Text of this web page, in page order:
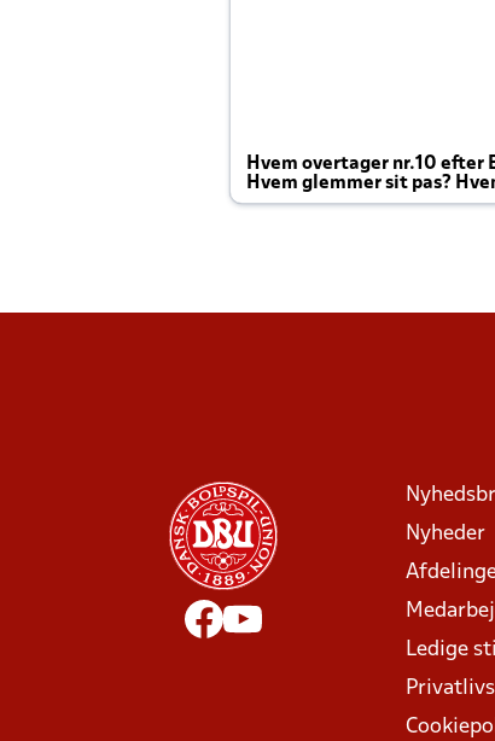
Hvem overtager nr.10 efter
Hvem glemmer sit pas?
Joachim altid til efter
Nyheder
Ledige